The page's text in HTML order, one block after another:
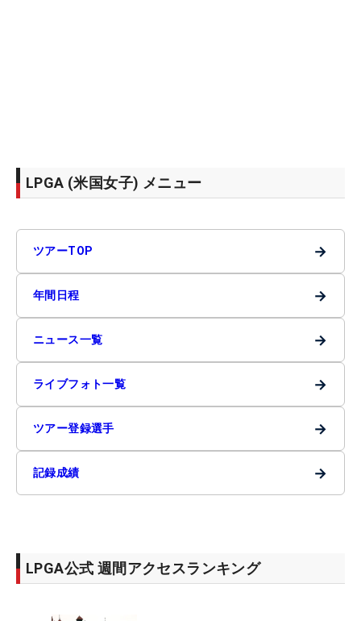
LPGA (米国女子) メニュー
ツアーTOP →
年間日程 →
ニュース一覧 →
ライブフォト一覧 →
ツアー登録選手 →
記録成績 →
LPGA公式 週間アクセスランキング